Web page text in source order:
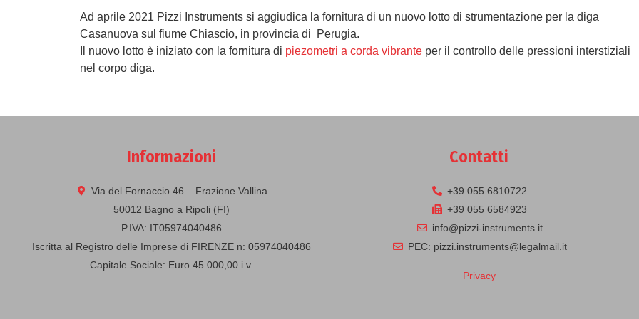
Ad aprile 2021 Pizzi Instruments si aggiudica la fornitura di un nuovo lotto di strumentazione per la diga
Casanuova sul fiume Chiascio, in provincia di Perugia.
Il nuovo lotto è iniziato con la fornitura di piezometri a corda vibrante per il controllo delle pressioni interstiziali
nel corpo diga.
Informazioni
Via del Fornaccio 46 – Frazione Vallina
50012 Bagno a Ripoli (FI)
P.IVA: IT05974040486
Iscritta al Registro delle Imprese di FIRENZE n: 05974040486
Capitale Sociale: Euro 45.000,00 i.v.
Contatti
+39 055 6810722
+39 055 6584923
info@pizzi-instruments.it
PEC: pizzi.instruments@legalmail.it
Privacy